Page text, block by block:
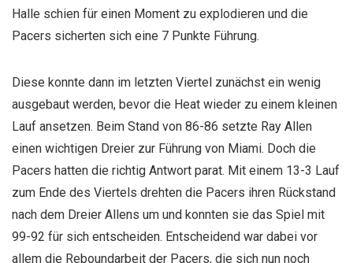
Halle schien für einen Moment zu explodieren und die
Pacers sicherten sich eine 7 Punkte Führung.
Diese konnte dann im letzten Viertel zunächst ein wenig
ausgebaut werden, bevor die Heat wieder zu einem kleinen
Lauf ansetzen. Beim Stand von 86-86 setzte Ray Allen
einen wichtigen Dreier zur Führung von Miami. Doch die
Pacers hatten die richtig Antwort parat. Mit einem 13-3 Lauf
zum Ende des Viertels drehten die Pacers ihren Rückstand
nach dem Dreier Allens um und konnten sie das Spiel mit
99-92 für sich entscheiden. Entscheidend war dabei vor
allem die Reboundarbeit der Pacers, die sich nun noch